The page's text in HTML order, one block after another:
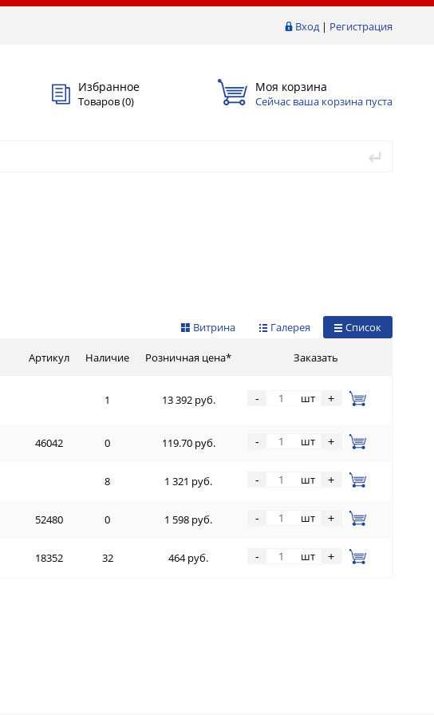
Вход| Регистрация
Избранное
Товаров (0)
Моя корзина
Сейчас ваша корзина пуста
Список
Галерея
Витрина
Артикул Наличие Розничная цена* Заказать
1 13 392 руб. - шт +
46042 0 119.70 руб. - шт +
8 1 321 руб. - шт +
52480 0 1 598 руб. - шт +
18352 32 464 руб. - шт +